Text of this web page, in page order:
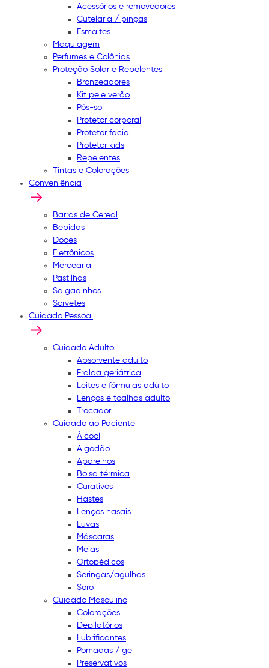
Acessórios e removedores
Cutelaria / pinças
Esmaltes
Maquiagem
Perfumes e Colônias
Proteção Solar e Repelentes
Bronzeadores
Kit pele verão
Pós-sol
Protetor corporal
Protetor facial
Protetor kids
Repelentes
Tintas e Colorações
Conveniência
Barras de Cereal
Bebidas
Doces
Eletrônicos
Mercearia
Pastilhas
Salgadinhos
Sorvetes
Cuidado Pessoal
Cuidado Adulto
Absorvente adulto
Fralda geriátrica
Leites e fórmulas adulto
Lenços e toalhas adulto
Trocador
Cuidado ao Paciente
Álcool
Algodão
Aparelhos
Bolsa térmica
Curativos
Hastes
Lenços nasais
Luvas
Máscaras
Meias
Ortopédicos
Seringas/agulhas
Soro
Cuidado Masculino
Colorações
Depilatórios
Lubrificantes
Pomadas / gel
Preservativos